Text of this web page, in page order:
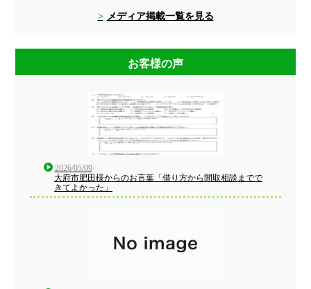
メディア掲載一覧を見る
お客様の声
2026/05/09
大府市肥田様からのお言葉「借り方から間取相談までで
きてよかった」